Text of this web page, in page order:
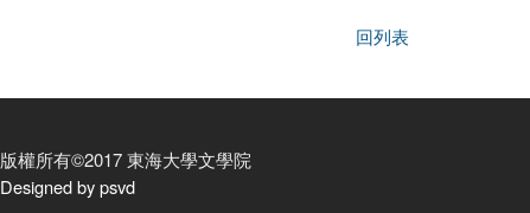
回列表
版權所有©2017 東海大學文學院
Designed by psvd